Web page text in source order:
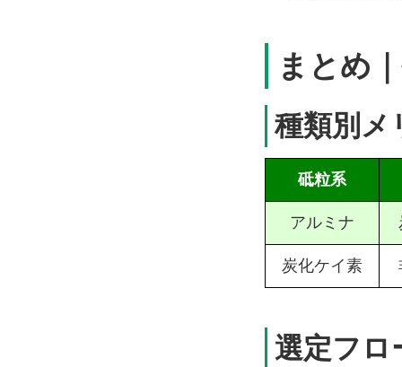
まとめ
種類別メ
砥粒系
アルミナ
炭化ケイ素
選定フロ